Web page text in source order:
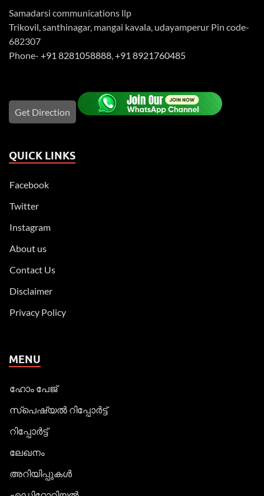
Samadarsi communications llp
Trikovil, santhinagar, mangai kavala, udayamperur Pin code-
682307
Phone- +91 8281058888 +91 8921760485
Get Direction
QUICK LINKS
Facebook
Twitter
Instagram
About us
Contact Us
Disclaimer
Privacy Policy
MENU
ഹോം പേജ്
സ്പെഷ്യൽ റിപ്പോര്‍ട്ട്
റിപ്പോര്‍ട്ട്
ലേഖനം
അറിയിപ്പുകള്‍